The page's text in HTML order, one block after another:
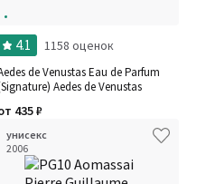
4.1 1158 оценок
de Venustas Eau de Parfum
Aedes de Venustas
435₽
унисекс
2006